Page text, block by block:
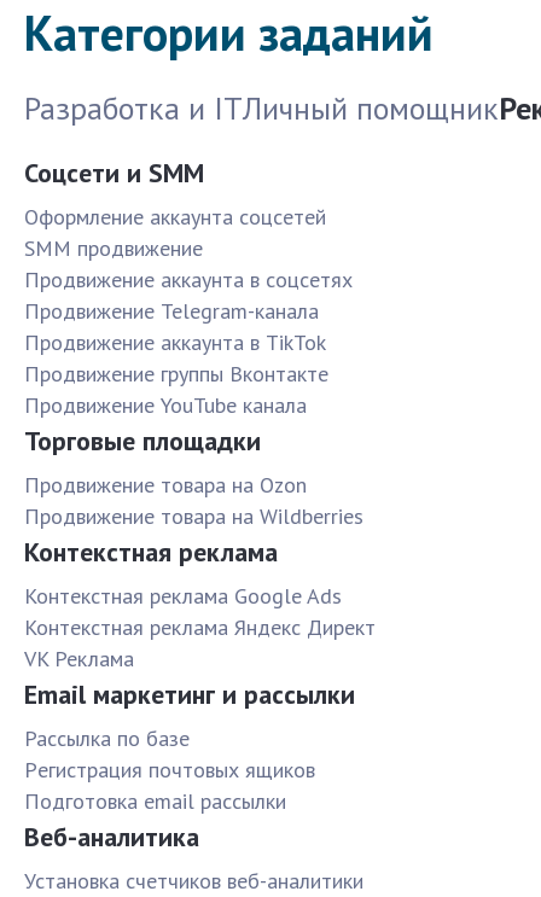
Категории заданий
Разработка и ITЛичный помощник
Соцсети и SMM
Оформление аккаунта соцсетей
SMM продвижение
Продвижение аккаунта в соцсетях
Продвижение Telegram-канала
Продвижение аккаунта в TikTok
Продвижение группы Вконтакте
Продвижение YouTube канала
Торговые площадки
Продвижение товара на Ozon
Продвижение товара на Wildberries
Контекстная реклама
Контекстная реклама Google Ads
Контекстная реклама Яндекс Директ
VK Реклама
Email маркетинг и рассылки
Рассылка по базе
Pегистрация почтовых ящиков
Подготовка email рассылки
Веб-аналитика
Установка счетчиков веб-аналитики